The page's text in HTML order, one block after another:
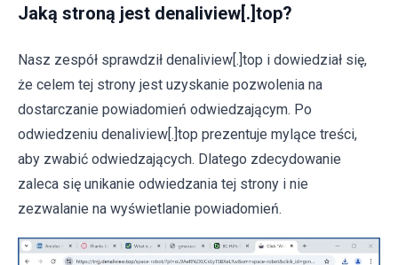
Jaką stroną jest denaliview[.]top?
Nasz zespół sprawdził denaliview[.]top i dowiedział się,
że celem tej strony jest uzyskanie pozwolenia na
dostarczanie powiadomień odwiedzającym. Po
odwiedzeniu denaliview[.]top prezentuje mylące treści,
aby zwabić odwiedzających. Dlatego zdecydowanie
zaleca się unikanie odwiedzania tej strony i nie
zezwalanie na wyświetlanie powiadomień.